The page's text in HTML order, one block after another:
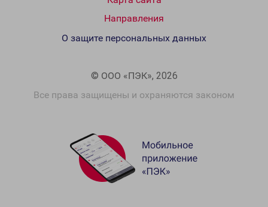
Направления
© ООО «ПЭК», 2026
Все права защищены и охраняются законом
О защите персональных данных